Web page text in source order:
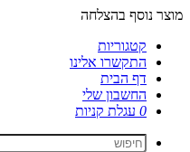
מוצר נוסף בהצלחה
קטגוריות
התקשרו אלינו
דף הבית
החשבון שלי
0 עגלת קניות